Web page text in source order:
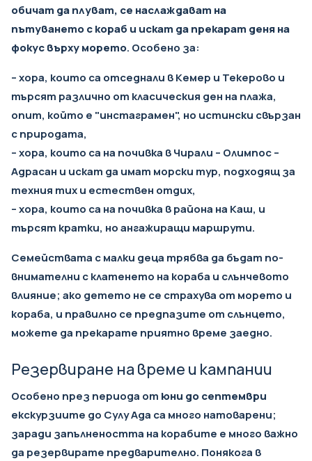
обичат да плуват, се наслаждават на
пътуването с кораб и искат да прекарат деня на
фокус върху морето. Особено за:
– хора, които са отседнали в Кемер и Текерово и
търсят различно от класическия ден на плажа,
опит, който е "инстаграмен", но истински свързан
с природата,
– хора, които са на почивка в Чирали – Олимпос –
Адрасан и искат да имат морски тур, подходящ за
техния тих и естествен отдих,
– хора, които са на почивка в района на Каш, и
търсят кратки, но ангажиращи маршрути.
Семействата с малки деца трябва да бъдат по-
внимателни с клатенето на кораба и слънчевото
влияние; ако детето не се страхува от морето и
кораба, и правилно се предпазите от слънцето,
можете да прекарате приятно време заедно.
Резервиране на време и кампании
Особено през периода от юни до септември
екскурзиите до Сулу Ада са много натоварени;
заради запълнеността на корабите е много важно
да резервирате предварително. Понякога в